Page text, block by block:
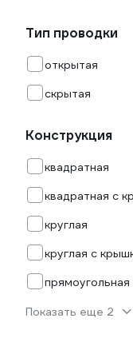
Тип проводки
открытая
скрытая
Конструкция
квадратная
квадратная с
круглая
круглая с
прямоугольная
Показать еще 2